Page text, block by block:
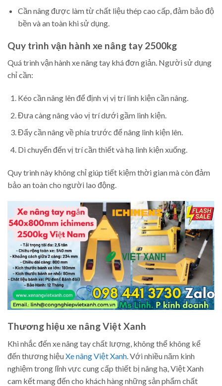
Cần nâng được làm từ chất liệu thép cao cấp, đảm bảo độ
bền và an toàn khi sử dụng.
Quy trình vận hành xe nâng tay 2500kg
Quá trình vận hành xe nâng tay khá đơn giản. Người sử dụng
chỉ cần:
Kéo cần nâng lên để định vị vị trí linh kiện cần nâng.
Đưa càng nâng vào vị trí dưới gầm linh kiện.
Đẩy cần nâng về phía trước để nâng linh kiện lên.
Di chuyển đến vị trí cần thiết và hạ linh kiện xuống.
Quy trình này không chỉ giúp tiết kiệm thời gian mà còn đảm
bảo an toàn cho người lao động.
Thương hiệu xe nâng Việt Xanh
Khi nhắc đến xe nâng tay chất lượng, không thể không kể
đến thương hiệuXe nâng Việt Xanh . Với nhiều năm kinh
nghiệm trong lĩnh vực cung cấp thiết bị nâng hạ, Việt Xanh
cam kết mang đến cho khách hàng những sản phẩm chất